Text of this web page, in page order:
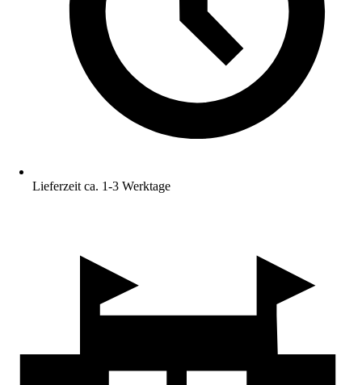
Lieferzeit ca. 1-3 Werktage